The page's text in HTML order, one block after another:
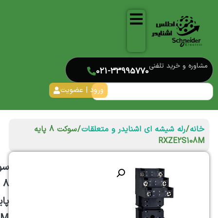
مشاوره و خرید تلفنی021-33995770
ورود | عضویت
خانه/رله شیشه ای اشنایدر و متعلقات
/ سوکت 8 پایه
RXZE2S108M
8